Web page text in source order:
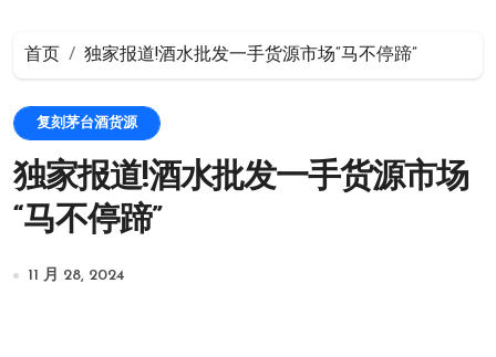
首页 独家报道!酒水批发一手货源市场“马不停蹄”
复刻茅台酒货源
独家报道!酒水批发一手货源市场
“马不停蹄”
11 月 28, 2024